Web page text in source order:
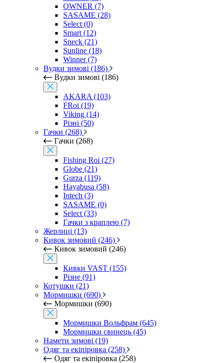
OWNER (7)
SASAME (28)
Select (0)
Smart (12)
Sneck (21)
Sunline (18)
Winner (7)
Вудки зимові (186)
Вудки зимові (186)
AKARA (103)
FRoi (19)
Viking (14)
Різні (50)
Гачки (268)
Гачки (268)
Fishing Roi (27)
Globe (21)
Gurza (119)
Hayabusa (58)
Intech (3)
SASAME (0)
Select (33)
Гачки з краплею (7)
Жерлиці (13)
Кивок зимовий (246)
Кивок зимовий (246)
Кивки VAST (155)
Різне (91)
Котушки (21)
Мормишки (690)
Мормишки (690)
Мормишки Вольфрам (645)
Мормишки свинець (45)
Намети зимові (19)
Одяг та екіпіровка (258)
Одяг та екіпіровка (258)